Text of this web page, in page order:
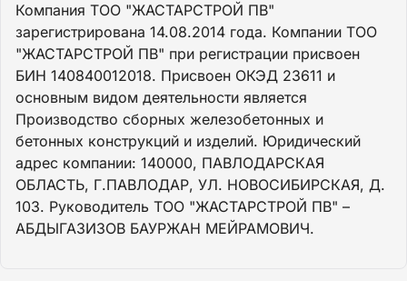
Компания ТОО "ЖАСТАРСТРОЙ ПВ"
зарегистрирована 14.08.2014 года. Компании ТОО
"ЖАСТАРСТРОЙ ПВ" при регистрации присвоен
БИН 140840012018. Присвоен ОКЭД 23611 и
основным видом деятельности является
Производство сборных железобетонных и
бетонных конструкций и изделий. Юридический
адрес компании: 140000, ПАВЛОДАРСКАЯ
ОБЛАСТЬ, Г.ПАВЛОДАР, УЛ. НОВОСИБИРСКАЯ, Д.
103. Руководитель ТОО "ЖАСТАРСТРОЙ ПВ" –
АБДЫГАЗИЗОВ БАУРЖАН МЕЙРАМОВИЧ.